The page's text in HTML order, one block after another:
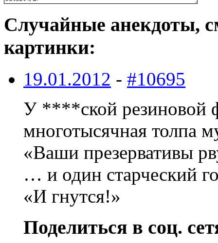
Случайные анекдоты,
картинки:
19.01.2012 - #10695
У ****ской резиновой
многотысячная толпа
«Ваши презервативы
… и один старческий
«И гнутся!»
Поделиться в соц.